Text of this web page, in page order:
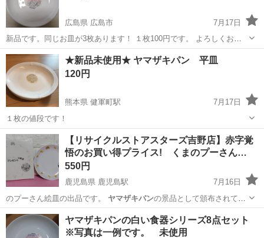
広島県 広島市
7月17日
新品です。同じお皿が3枚あります！ １枚100円です。 よろしくお願
いします。
広島 広島市 食器 ヤマザキパン
★新品未使用★ ヤマザキパン 平皿
120円
熊本県 健軍町駅
7月17日
１枚の値段です！
熊本 上益城郡 健軍町駅 その他 ヤマザキパン
【リサイクルストアスターズ吉野店】赤字覚
悟のお買い得プライス! くまのプーさん…
550円
鹿児島県 鹿児島駅
7月16日
のプーさん絵皿の出品です。 ヤマザキパンの景品として頒布されてい
たくまのプ…
鹿児島 鹿児島市 鹿児島駅 食器 くまのプーさん
ヤマザキパンの白い食器シリーズ8点セット
※写真は一例です。 未使用